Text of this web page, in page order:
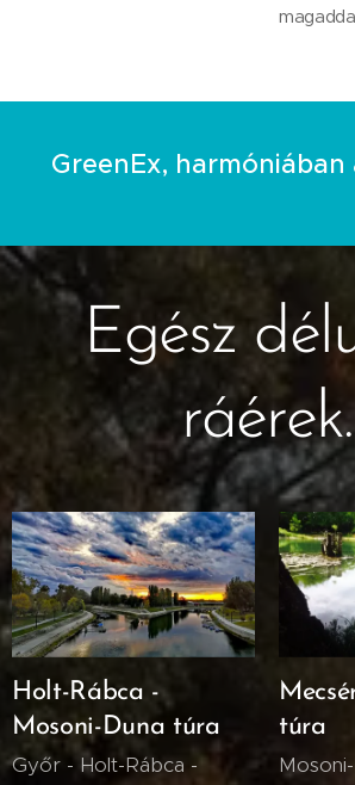
GreenEx, harmóniában
Egész
ráérek.
Holt-Rábca -
Mosoni-Duna túra
Győr - Holt-Rábca -
túra